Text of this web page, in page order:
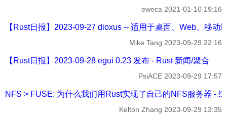
eweca 2021-01-10 19:16
【Rust日报】2023-09-27 dioxus -- 适用于桌面、Web、移动
Mike Tang 2023-09-29 22:16
【Rust日报】2023-09-28 egui 0.23 发布 - Rust 新闻/聚合
PsiACE 2023-09-29 17:57
NFS > FUSE: 为什么我们用Rust实现了自己的NFS服务器 -
Kelton Zhang 2023-09-29 13:35